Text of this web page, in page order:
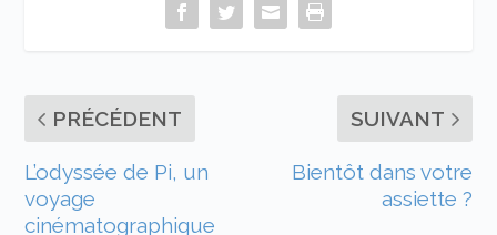
PRÉCÉDENT
L’odyssée de Pi, un
voyage
cinématographique
SUIVANT
Bientôt dans votre
assiette ?